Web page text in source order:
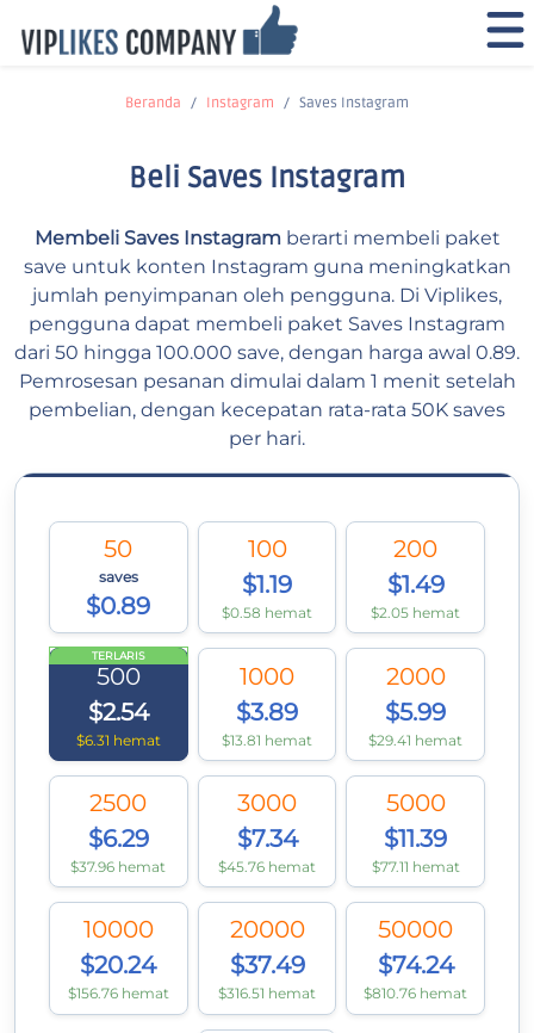
Beranda Instagram Saves Instagram
Beli Saves Instagram
Membeli Saves Instagramberarti membeli paket
save untuk konten Instagram guna meningkatkan
jumlah penyimpanan oleh pengguna. Di Viplikes,
pengguna dapat membeli paket Saves Instagram
dari 50 hingga 100.000 save, dengan harga awal 0.89.
Pemrosesan pesanan dimulai dalam 1 menit setelah
pembelian, dengan kecepatan rata-rata 50K saves
per hari.
50
saves
$0.89
100
$1.19
$0.58 hemat
200
$1.49
$2.05 hemat
TERLARIS
500
$2.54
$6.31 hemat
1000
$3.89
$13.81 hemat
2000
$5.99
$29.41 hemat
2500
$6.29
$37.96 hemat
3000
$7.34
$45.76 hemat
5000
$11.39
$77.11 hemat
10000
$20.24
$156.76 hemat
20000
$37.49
$316.51 hemat
50000
$74.24
$810.76 hemat